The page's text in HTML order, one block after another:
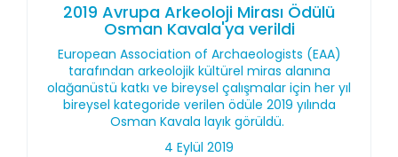
2019 Avrupa Arkeoloji Mirası Ödülü
Osman Kavala'ya verildi
European Association of Archaeologists (EAA)
tarafından arkeolojik kültürel miras alanına
olağanüstü katkı ve bireysel çalışmalar için her yıl
bireysel kategoride verilen ödüle 2019 yılında
Osman Kavala layık görüldü.
4 Eylül 2019